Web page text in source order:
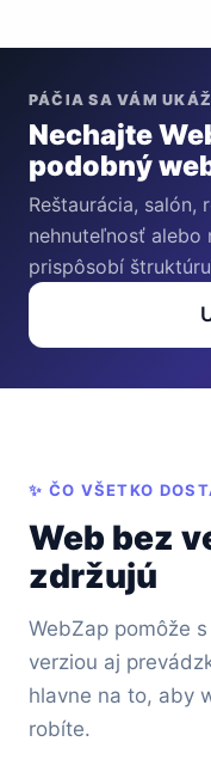
PÁČIA SA VÁM
Nechajte
podobný
Reštaurácia, salón,
nehnuteľnosť alebo
prispôsobí
✨ ČO VŠETKO
Web bez
zdržujú
WebZap pomôže
verziou aj
hlavne na to, aby
robíte.